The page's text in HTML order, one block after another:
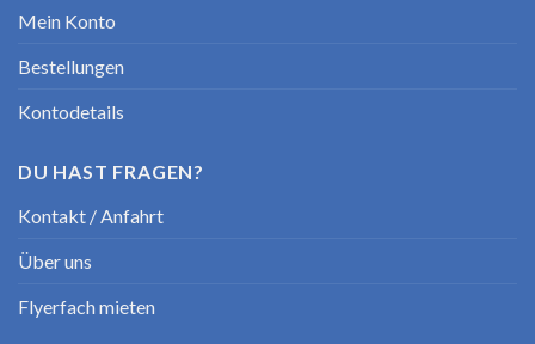
Mein Konto
Bestellungen
Kontodetails
DU HAST FRAGEN?
Kontakt / Anfahrt
Über uns
Flyerfach mieten